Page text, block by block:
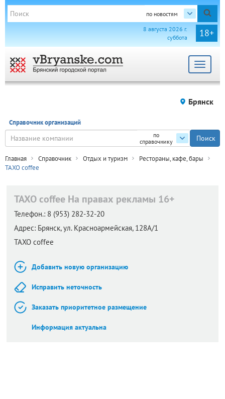
по новостям
18+
8 августа 2026 г.
суббота
Toggle
Брянск
Справочник организаций
по
справочнику
Главная Справочник Отдых и туризм
Рестораны, кафе, бары
TAXO coffee
TAXO coffee На правах рекламы 16+
Телефон.: 8 (953) 282-32-20
Адрес: Брянск,ул. Красноармейская, 128А/1
TAXO coffee
Добавить новую организацию
Исправить неточность
Заказать приоритетное размещение
Информация актуальна